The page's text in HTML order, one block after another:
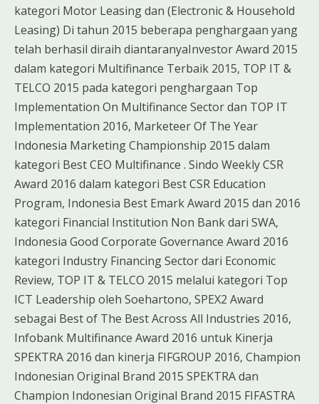
kategori Motor Leasing dan (Electronic & Household
Leasing) Di tahun 2015 beberapa penghargaan yang
telah berhasil diraih diantaranyaInvestor Award 2015
dalam kategori Multifinance Terbaik 2015, TOP IT &
TELCO 2015 pada kategori penghargaan Top
Implementation On Multifinance Sector dan TOP IT
Implementation 2016, Marketeer Of The Year
Indonesia Marketing Championship 2015 dalam
kategori Best CEO Multifinance . Sindo Weekly CSR
Award 2016 dalam kategori Best CSR Education
Program, Indonesia Best Emark Award 2015 dan 2016
kategori Financial Institution Non Bank dari SWA,
Indonesia Good Corporate Governance Award 2016
kategori Industry Financing Sector dari Economic
Review, TOP IT & TELCO 2015 melalui kategori Top
ICT Leadership oleh Soehartono, SPEX2 Award
sebagai Best of The Best Across All Industries 2016,
Infobank Multifinance Award 2016 untuk Kinerja
SPEKTRA 2016 dan kinerja FIFGROUP 2016, Champion
Indonesian Original Brand 2015 SPEKTRA dan
Champion Indonesian Original Brand 2015 FIFASTRA